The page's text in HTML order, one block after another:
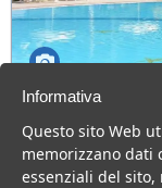
Basilicata > Nova
82 Camere
Informativa
Questo sito Web
memorizzano dati
essenziali del